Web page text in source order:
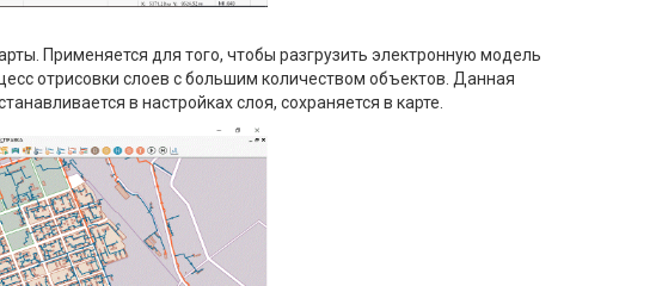
Применяется для того, чтобы разгрузить электронную модель
отрисовки слоев с большим количеством объектов. Данная
в настройках слоя, сохраняется в карте.